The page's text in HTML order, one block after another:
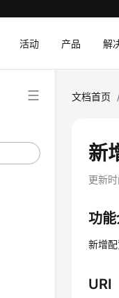
活动 产品 解
文档首页
新
更新时
功
新增
URI